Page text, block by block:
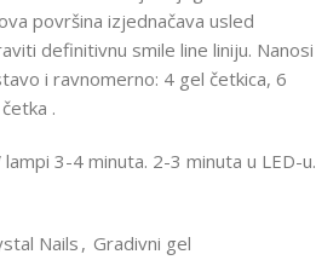
površina izjednačava usled
definitivnu smile line liniju. Nanosi
i ravnomerno: 4 gel četkica, 6
.
3-4 minuta. 2-3 minuta u LED-u.
Nails, Gradivni gel